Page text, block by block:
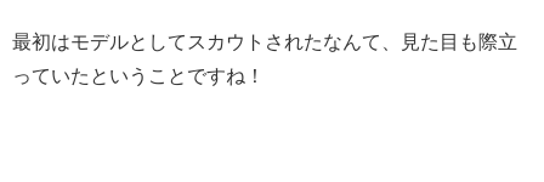
最初はモデルとしてスカウトされたなんて、見た目も際立
っていたということですね！